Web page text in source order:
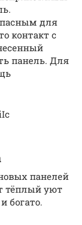
для
контакт с
панель. Для
панелей
тёплый уют
богато.